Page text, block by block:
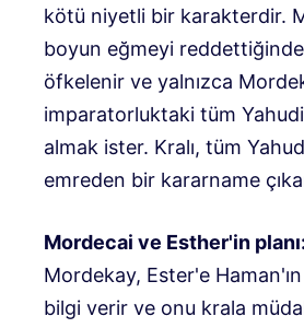
kötü niyetli bir karakterdir.
boyun eğmeyi
öfkelenir ve yalnızca
imparatorluktaki tüm
almak ister. Kralı, tüm
emreden bir kararname
Mordecai ve Esther'in planı:
Mordekay, Ester'e Haman'ın
bilgi verir ve onu krala